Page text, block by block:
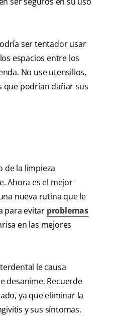
ser tentador usar
espacios entre los
No use utensilios,
podrían dañar sus
de la limpieza
Ahora es el mejor
nueva rutina que le
para evitar problemas
en las mejores
le causa
desanime. Recuerde
ya que eliminar la
y sus síntomas.